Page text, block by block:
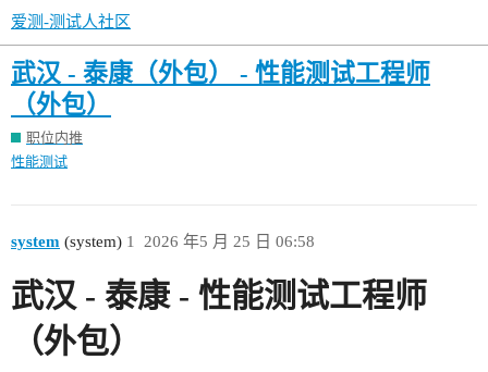
爱测-测试人社区
武汉 - 泰康（外包） - 性能测试工程师
（外包）
职位内推
性能测试
system (system) 2026 年5 月 25 日 06:58
1
武汉 - 泰康 - 性能测试工程师
（外包）